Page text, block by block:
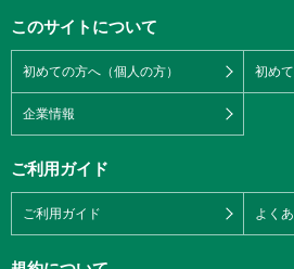
このサイトについて
初めての方へ（個人の方） 初め
企業情報
ご利用ガイド
ご利用ガイド よく